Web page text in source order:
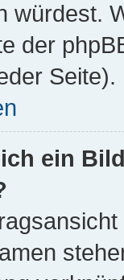
würdest.
der
Seite).
ein